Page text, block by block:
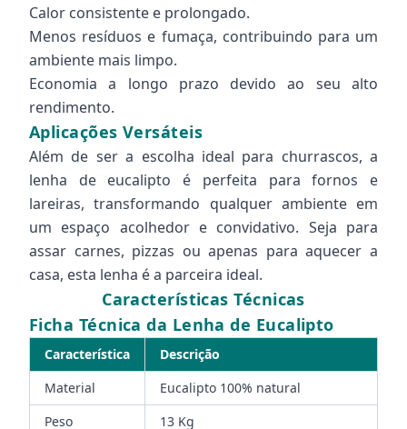
Calor consistente e prolongado.
Menos resíduos e fumaça, contribuindo para um
ambiente mais limpo.
Economia a longo prazo devido ao seu alto
rendimento.
Aplicações Versáteis
Além de ser a escolha ideal para churrascos, a
lenha de eucalipto é perfeita para fornos e
lareiras, transformando qualquer ambiente em
um espaço acolhedor e convidativo. Seja para
assar carnes, pizzas ou apenas para aquecer a
casa, esta lenha é a parceira ideal.
Características Técnicas
Ficha Técnica da Lenha de Eucalipto
Característica
Descrição
Material
Eucalipto 100% natural
Peso
13 Kg